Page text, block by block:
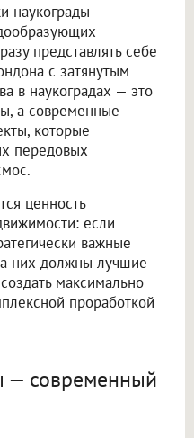
наукограды
представлять себе
с затянутым
в наукоградах — это
а современные
которые
передовых
ценность
если
важные
них должны лучшие
максимально
проработкой
— современный